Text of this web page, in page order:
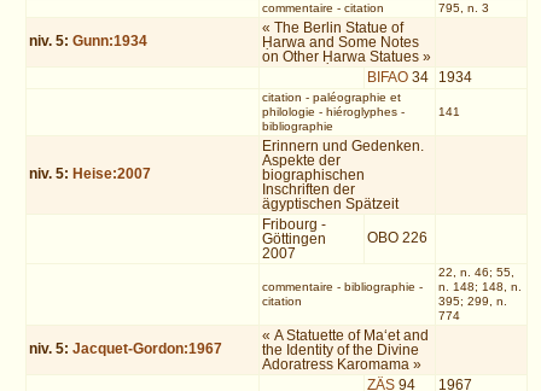
commentaire - citation 795, n. 3
niv. 5:Gunn:1934
« The Berlin Statue of
Ḥarwa and Some Notes
on Other Ḥarwa Statues »
BIFAO 34 1934
citation - paléographie et
philologie - hiéroglyphes-
bibliographie
141
niv. 5: Heise:2007
Erinnern und Gedenken.
Aspekte der
biographischen
Inschriften der
ägyptischen Spätzeit
Fribourg -
Göttingen
2007
OBO 226
commentaire - bibliographie -
citation
22, n. 46; 55,
n. 148; 148, n.
395; 299, n.
774
niv. 5:Jacquet-Gordon:1967
« A Statuette of Ma‘et and
the Identity of the Divine
Adoratress Karomama »
ZÄS 94 1967